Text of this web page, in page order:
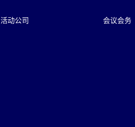
活动公司 会议会务